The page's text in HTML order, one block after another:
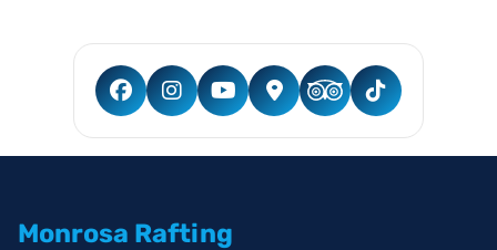
Monrosa Rafting